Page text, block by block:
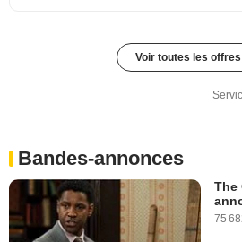
Voir toutes les offres
Bandes-annonces
The
75